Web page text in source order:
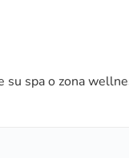
spa o zona